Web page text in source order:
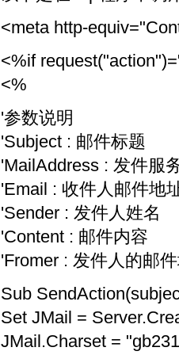
<meta http-
<%if
<%
'参数说明
'Subject : 邮件标题
'MailAddress : 发件服
'Email : 收件人邮件地
'Sender : 发件人姓名
'Content : 邮件内容
'Fromer : 发件人的邮
Sub
Set JMail =
JMail.Charset =